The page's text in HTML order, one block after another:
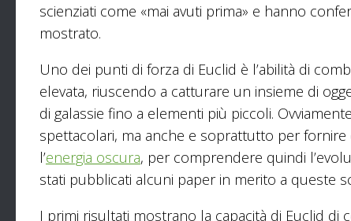
scienziati come «mai avuti prima» e hanno
mostrato.
Uno dei punti di forza di Euclid è l’abilità di
elevata, riuscendo a catturare un insieme di
di galassie fino a elementi più piccoli.
spettacolari, ma anche e soprattutto per
l’energia oscura, per comprendere quindi
stati pubblicati alcuni paper in merito a queste
I primi risultati mostrano la capacità di Euclid